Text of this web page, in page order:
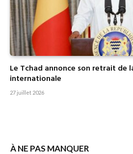
Le Tchad annonce son retrait de
internationale
27 juillet 2026
À NE PAS MANQUER